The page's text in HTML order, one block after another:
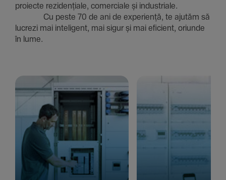
proiecte rezi­den­țiale, comer­ciale și indus­triale.
Cu peste 70 de ani de expe­riență, te ajutăm să
lucrezi mai inte­li­gent, mai sigur și mai eficient, oriunde
în lume.